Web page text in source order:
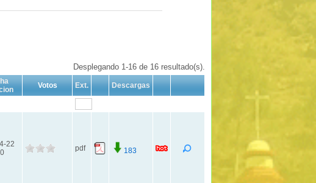
Desplegando 1-16 de 16 resultado(s).
Votos Ext. Descargas
22
pdf 183